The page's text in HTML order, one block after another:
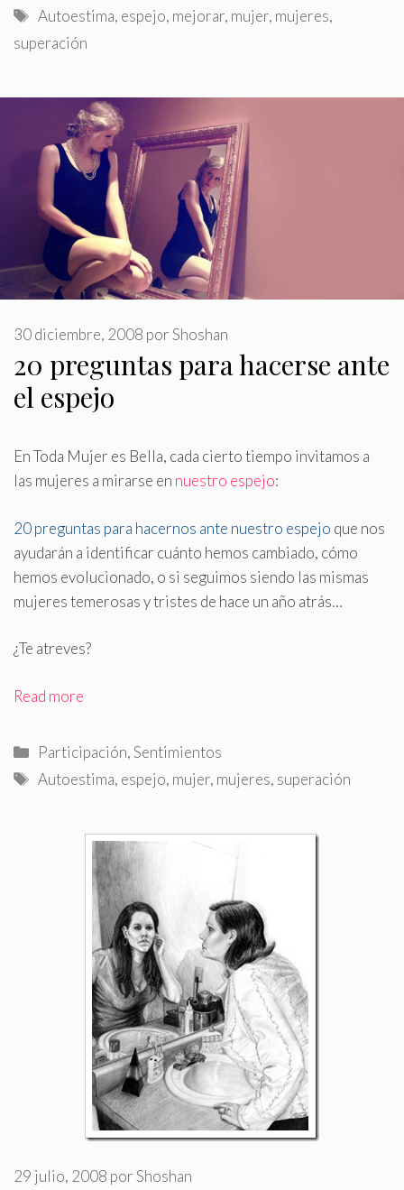
Etiquetas
Autoestima, espejo, mejorar, mujer, mujeres,
superación
20 preguntas para hacerse ante
el espejo
30 diciembre, 2008 porShoshan
En Toda Mujer es Bella, cada cierto tiempo invitamos a
las mujeres a mirarse en nuestro espejo:
20 preguntas para hacernos ante nuestro espejo que nos
ayudarán a identificar cuánto hemos cambiado, cómo
hemos evolucionado, o si seguimos siendo las mismas
mujeres temerosas y tristes de hace un año atrás…
¿Te atreves?
Read more
Categorías
Participación,Sentimientos
Etiquetas
Autoestima, espejo, mujer, mujeres, superación
29 julio, 2008 porShoshan